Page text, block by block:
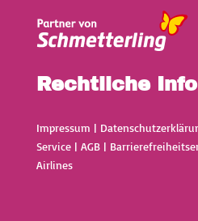
Rechtliche
Impressum |
Service| AGB|
Airlines